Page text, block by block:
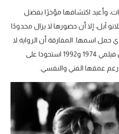
وأعيد اكتشافها مؤخرًا بفضل
آبل، إلا أن حضورها لا يزال محدودًا
حمل اسمها. المفارقة أن الرواية لا
تحمل هذا العنوان في الأصل، وأن فيلمي 1974 و1992 استحوذا على
عمقها الفني والنفسي.